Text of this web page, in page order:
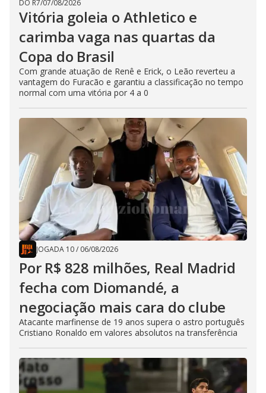
DO R7/07/08/2026
Vitória goleia o Athletico e
carimba vaga nas quartas da
Copa do Brasil
Com grande atuação de Renê e Erick, o Leão reverteu a
vantagem do Furacão e garantiu a classificação no tempo
normal com uma vitória por 4 a 0
JOGADA 10/ 06/08/2026
Por R$ 828 milhões, Real Madrid
fecha com Diomandé, a
negociação mais cara do clube
Atacante marfinense de 19 anos supera o astro português
Cristiano Ronaldo em valores absolutos na transferência